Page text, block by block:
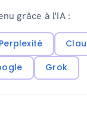
grâce à l'IA :
Perplexité
Grok